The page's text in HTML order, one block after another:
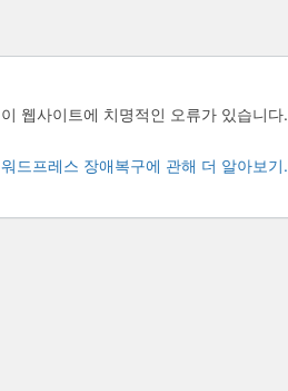
이 웹사이트에 치명적인 오류가 있습니다.
워드프레스 장애복구에 관해 더 알아보기.